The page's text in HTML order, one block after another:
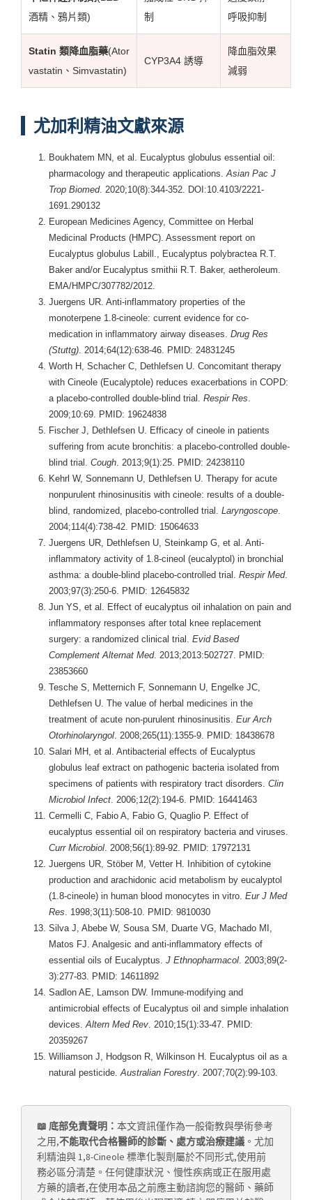
酒精、鴉片類)
制
呼吸抑制
Statin 類降血脂藥(Ator
vastatin、Simvastatin)
CYP3A4 誘導
降血脂效果
減弱
尤加利精油文獻來源
Boukhatem MN, et al. Eucalyptus globulus essential oil:
pharmacology and therapeutic applications. Asian Pac J
Trop Biomed. 2020;10(8):344-352. DOI:10.4103/2221-
1691.290132
European Medicines Agency, Committee on Herbal
Medicinal Products (HMPC). Assessment report on
Eucalyptus globulus Labill., Eucalyptus polybractea R.T.
Baker and/or Eucalyptus smithii R.T. Baker, aetheroleum.
EMA/HMPC/307782/2012.
Juergens UR. Anti-inflammatory properties of the
monoterpene 1.8-cineole: current evidence for co-
medication in inflammatory airway diseases. Drug Res
(Stuttg) . 2014;64(12):638-46. PMID: 24831245
Worth H, Schacher C, Dethlefsen U. Concomitant therapy
with Cineole (Eucalyptole) reduces exacerbations in COPD:
a placebo-controlled double-blind trial. Respir Res
2009;10:69. PMID: 19624838
Fischer J, Dethlefsen U. Efficacy of cineole in patients
suffering from acute bronchitis: a placebo-controlled double-
blind trial. Cough . 2013;9(1):25. PMID: 24238110
Kehrl W, Sonnemann U, Dethlefsen U. Therapy for acute
nonpurulent rhinosinusitis with cineole: results of a double-
blind, randomized, placebo-controlled trial. Laryngoscope
2004;114(4):738-42. PMID: 15064633
Juergens UR, Dethlefsen U, Steinkamp G, et al. Anti-
inflammatory activity of 1.8-cineol (eucalyptol) in bronchial
asthma: a double-blind placebo-controlled trial. Respir Med.
2003;97(3):250-6. PMID: 12645832
Jun YS, et al. Effect of eucalyptus oil inhalation on pain and
inflammatory responses after total knee replacement
surgery: a randomized clinical trial. Evid Based
Complement Alternat Med. 2013;2013:502727. PMID:
23853660
Tesche S, Metternich F, Sonnemann U, Engelke JC,
Dethlefsen U. The value of herbal medicines in the
treatment of acute non-purulent rhinosinusitis. Eur Arch
Otorhinolaryngol . 2008;265(11):1355-9. PMID: 18438678
Salari MH, et al. Antibacterial effects of Eucalyptus
globulus leaf extract on pathogenic bacteria isolated from
specimens of patients with respiratory tract disorders. Clin
Microbiol Infect . 2006;12(2):194-6. PMID: 16441463
Cermelli C, Fabio A, Fabio G, Quaglio P. Effect of
eucalyptus essential oil on respiratory bacteria and viruses.
Curr Microbiol . 2008;56(1):89-92. PMID: 17972131
Juergens UR, Stöber M, Vetter H. Inhibition of cytokine
production and arachidonic acid metabolism by eucalyptol
(1.8-cineole) in human blood monocytes in vitro. Eur J Med
Res . 1998;3(11):508-10. PMID: 9810030
Silva J, Abebe W, Sousa SM, Duarte VG, Machado MI,
Matos FJ. Analgesic and anti-inflammatory effects of
essential oils of Eucalyptus. J Ethnopharmacol . 2003;89(2-
3):277-83. PMID: 14611892
Sadlon AE, Lamson DW. Immune-modifying and
antimicrobial effects of Eucalyptus oil and simple inhalation
devices. Altern Med Rev . 2010;15(1):33-47. PMID:
20359267
Williamson J, Hodgson R, Wilkinson H. Eucalyptus oil as a
natural pesticide. Australian Forestry . 2007;70(2):99-103.
📖 底部免責聲明： 本文資訊僅作為一般衛教與學術參考
之用,不能取代合格醫師的診斷、處方或治療建議 。尤加
利精油與 1,8-Cineole 標準化製劑屬於不同形式,使用前
務必區分清楚。任何健康狀況、慢性疾病或正在服用處
方藥的讀者,在使用本品之前應主動諮詢您的醫師、藥師